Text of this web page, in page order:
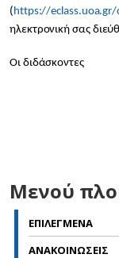
( https://
ηλεκτρονική σας
Οι διδάσκοντες
Μενού
ΕΠΙΛΕΓΜΕΝΑ
ΑΝΑΚΟΙΝΩΣΕΙΣ